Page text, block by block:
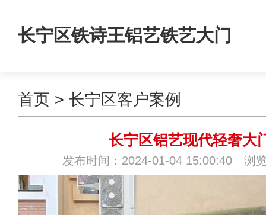
长宁区铁诗王铝艺铁艺大门
首页 > 长宁区客户案例
长宁区铝艺现代轻奢大
发布时间：2024-01-04 15:00:40 浏